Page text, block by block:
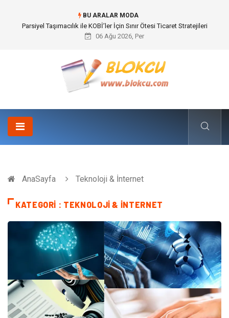
BU ARALAR MODA
Br544 ile Lastik ve Plastik Modifikasyonunda Yüksek Performans
06 Ağu 2026, Per
AnaSayfa Teknoloji & İnternet
KATEGORI : TEKNOLOJI & İNTERNET